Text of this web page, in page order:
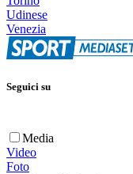
Udinese
Venezia
Seguici su
Media
Video
Foto